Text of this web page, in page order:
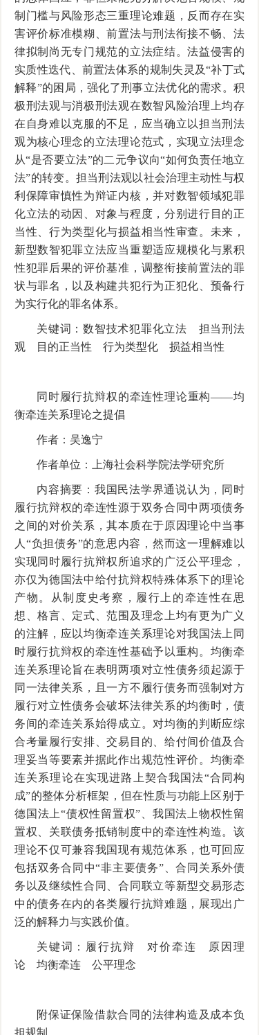
制门槛与风险形态三重理论难题，反而存在实
害评价标准模糊、前置法与刑法衔接不畅、法
律拟制尚无专门规范的立法症结。法益侵害的
实质性迭代、前置法体系的规制失灵及“补丁式
解释”的困局，强化了刑事立法优化的需求。积
极刑法观与消极刑法观在数智风险治理上均存
在自身难以克服的不足，应当确立以担当刑法
观为核心理念的立法理论范式，实现立法理念
从“是否要立法”的二元争议向“如何负责任地立
法”的转变。担当刑法观以社会治理主动性与权
利保障审慎性为辩证内核，并对数智领域犯罪
化立法的动因、对象与程度，分别进行目的正
当性、行为类型化与损益相当性审查。未来，
新型数智犯罪立法应当重塑适应规模化与累积
性犯罪后果的评价基准，调整衔接前置法的罪
状与罪名，以及构建共犯行为正犯化、预备行
为实行化的罪名体系。
关键词：数智技术犯罪化立法 担当刑法
观 目的正当性 行为类型化 损益相当性
同时履行抗辩权的牵连性理论重构——均
衡牵连关系理论之提倡
作者：吴逸宁
作者单位：上海社会科学院法学研究所
内容摘要：我国民法学界通说认为，同时
履行抗辩权的牵连性源于双务合同中两项债务
之间的对价关系，其本质在于原因理论中当事
人“负担债务”的意思内容，然而这一理解难以
实现同时履行抗辩权所追求的广泛公平理念，
亦仅为德国法中给付抗辩权特殊体系下的理论
产物。从制度史考察，履行上的牵连性在思
想、格言、定式、范围及理念上均有更为广义
的注解，应以均衡牵连关系理论对我国法上同
时履行抗辩权的牵连性基础予以重构。均衡牵
连关系理论旨在表明两项对立性债务须起源于
同一法律关系，且一方不履行债务而强制对方
履行对立性债务会破坏法律关系的均衡时，债
务间的牵连关系始得成立。对均衡的判断应综
合考量履行安排、交易目的、给付间价值及合
理妥当等要素并据此作出规范性评价。均衡牵
连关系理论在实现进路上契合我国法“合同构
成”的整体分析框架，但在性质与功能上区别于
德国法上“债权性留置权”、我国法上物权性留
置权、关联债务抵销制度中的牵连性构造。该
理论不仅可兼容我国现有规范体系，也可回应
包括双务合同中“非主要债务”、合同关系外债
务以及继续性合同、合同联立等新型交易形态
中的债务在内的各类履行抗辩难题，展现出广
泛的解释力与实践价值。
关键词：履行抗辩 对价牵连 原因理
论 均衡牵连 公平理念
附保证保险借款合同的法律构造及成本负
担规制